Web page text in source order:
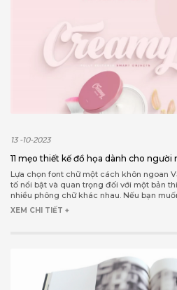
13 -10-2023
11 mẹo thiết kế đồ họa dành cho
Lựa chọn font chữ một cách khôn ngoan
tố nổi bật và quan trọng đối với một bản
nhiều phông chữ khác nhau. Nếu bạn
XEM CHI TIẾT +